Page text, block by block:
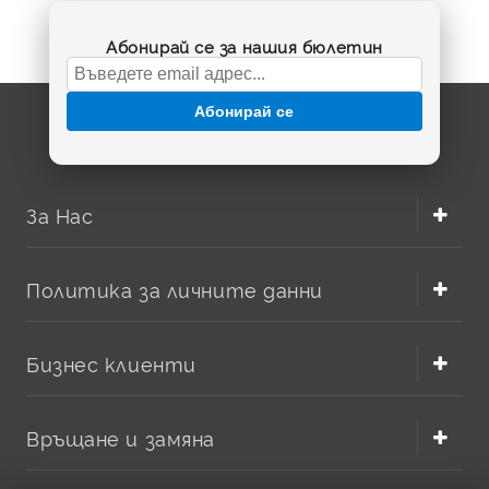
стабилната мощност и удобството при ежедневното
почистване.
Как да изберете подходяща батерия Dreame?
форма на конектора. Например батерия
14.4V 6800 mAh
Абонирай се за нашия бюлетин
Абонирай се
За Нас
Политика за личните данни
Бизнес клиенти
Връщане и замяна